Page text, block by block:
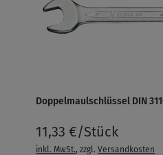
Doppelmaulschlüssel DIN
11,33 €/Stück
inkl. MwSt., zzgl.Versandkosten